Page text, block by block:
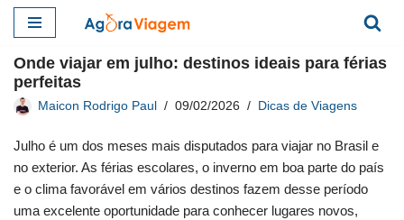
para
o
conteúdo
Onde viajar em julho: destinos ideais para férias
perfeitas
Maicon Rodrigo Paul 09/02/2026 Dicas de Viagens
Julho é um dos meses mais disputados para viajar no Brasil e
no exterior. As férias escolares, o inverno em boa parte do país
e o clima favorável em vários destinos fazem desse período
uma excelente oportunidade para conhecer lugares novos,